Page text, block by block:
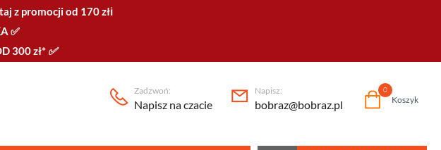
z promocji od 170 złℹ️
✅
300 zł* ✅
Zadzwoń:
Napisz na czacie
Napisz:
bobraz@bobraz.pl Koszyk
0